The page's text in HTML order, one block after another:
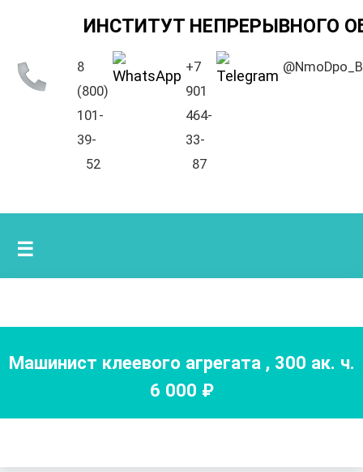
ИНСТИТУТ НЕПРЕРЫВНОГО
8
(800)
101-
39-
52
+7
901
464-
33-
87
☰
Машинист клеевого агрегата , 300 ак. ч.
6 000 ₽